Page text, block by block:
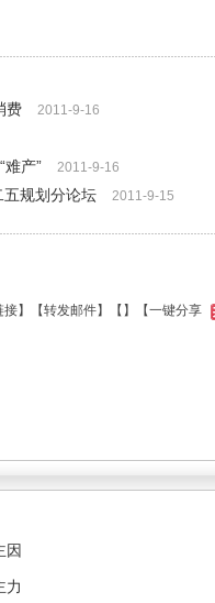
费
2011-9-16
产” 2011-9-16
规划分论坛 2011-9-15
接】【转发邮件】【 】 【一键分享
因
力